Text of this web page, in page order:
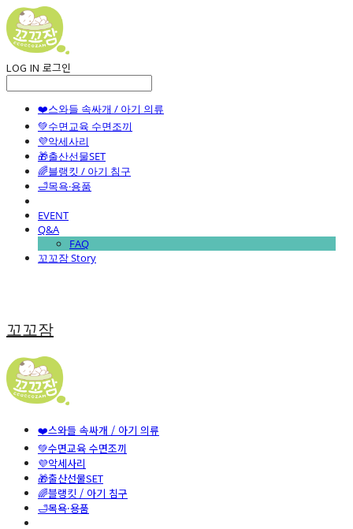
LOG IN 로그인
❤️스와들 속싸개 / 아기 의류
💚수면교육 수면조끼
💜악세사리
🎁출산선물SET
🌈블랭킷 / 아기 침구
🛁목욕·용품
EVENT
Q&A
FAQ
꼬꼬잠 Story
꼬꼬잠
❤️스와들 속싸개 / 아기 의류
💚수면교육 수면조끼
💜악세사리
🎁출산선물SET
🌈블랭킷 / 아기 침구
🛁목욕·용품